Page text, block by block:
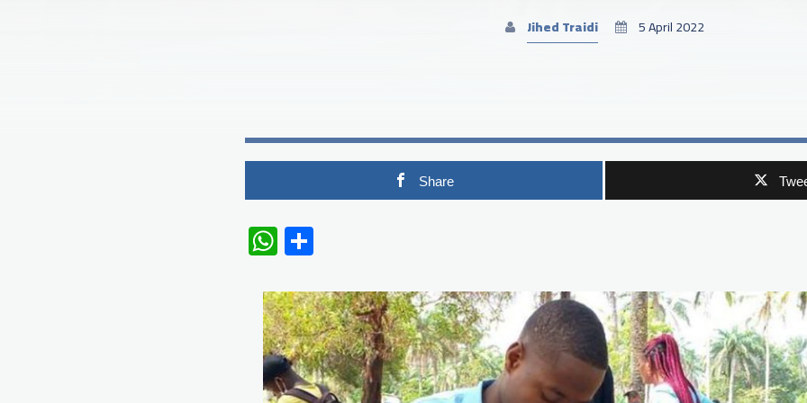
Jihed Traidi 5 April 2022
Share
WhatsApp